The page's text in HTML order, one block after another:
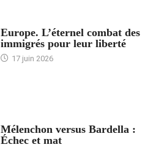
Europe. L’éternel combat des
immigrés pour leur liberté
17 juin 2026
Mélenchon versus Bardella :
Échec et mat